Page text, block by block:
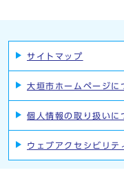
サイトマップ
大垣市ホームページに
個人情報の取り扱いに
ウェブアクセシビリテ